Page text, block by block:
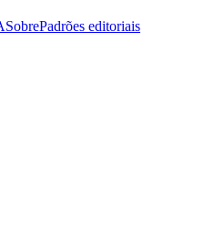
SobrePadrões editoriais